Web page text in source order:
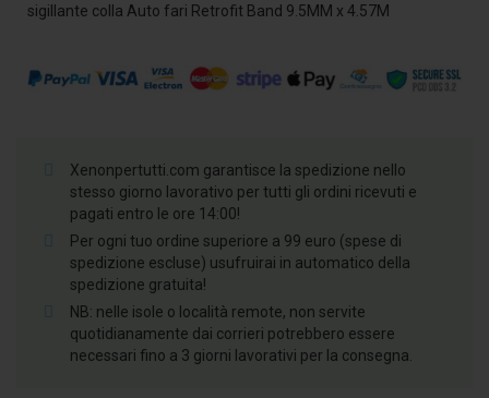
sigillante colla Auto fari Retrofit Band 9.5MM x 4.57M
Xenonpertutti.com garantisce la spedizione nello
stesso giorno lavorativo per tutti gli ordini ricevuti e
pagati entro le ore 14:00!
Per ogni tuo ordine superiore a 99 euro (spese di
spedizione escluse) usufruirai in automatico della
spedizione gratuita!
NB: nelle isole o località remote, non servite
quotidianamente dai corrieri potrebbero essere
necessari fino a 3 giorni lavorativi per la consegna.